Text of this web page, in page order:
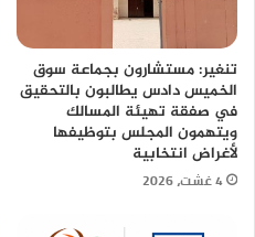
تنغير: مستشارون بجماعة سوق
الخميس دادس يطالبون بالتحقيق
في صفقة تهيئة المسالك
ويتهمون المجلس بتوظيفها
لأغراض انتخابية
4 غشت، 2026